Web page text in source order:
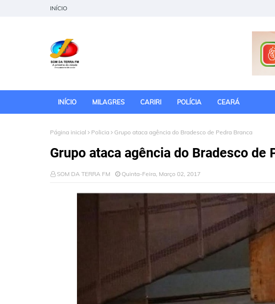
INÍCIO
INÍCIO MILAGRES CARIRI POLÍCIA CEARÁ
Página inicial Policia Grupo ataca agência do Bradesco de Pedra Branca
Grupo ataca agência do Bradesco de
SOM DA TERRA FM Quinta-Feira, Março 02, 2017